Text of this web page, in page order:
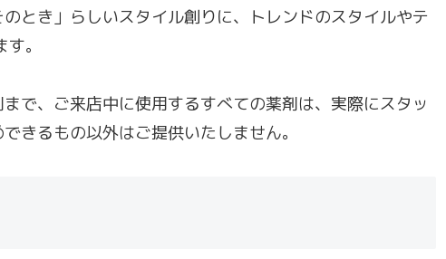
とき」らしいスタイル創りに、トレンドのスタイルやテ
。
で、ご来店中に使用するすべての薬剤は、実際にスタッ
きるもの以外はご提供いたしません。